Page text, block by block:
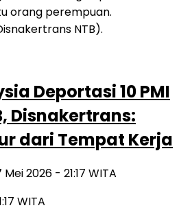
Deportasi 10 PMI
Disnakertrans:
dari Tempat Kerja
Mei 2026 - 21:17 WITA
WITA